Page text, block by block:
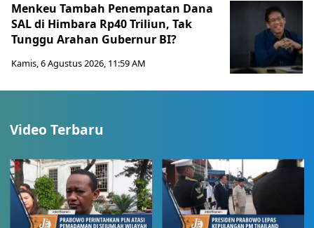
Menkeu Tambah Penempatan Dana
SAL di Himbara Rp40 Triliun, Tak
Tunggu Arahan Gubernur BI?
Kamis, 6 Agustus 2026, 11:59 AM
Video Terbaru